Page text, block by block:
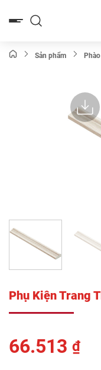
qua
Sản phẩm
Phụ Kiện Trang
66.513 ₫